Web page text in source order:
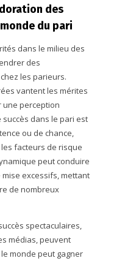
des
du pari
dans le milieu des
des
les parieurs.
vantent les mérites
une perception
dans le pari est
ou de chance,
facteurs de risque
peut conduire
excessifs, mettant
de nombreux
spectaculaires,
médias, peuvent
monde peut gagner